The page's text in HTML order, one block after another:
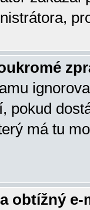
pokud
má tu
obtížný